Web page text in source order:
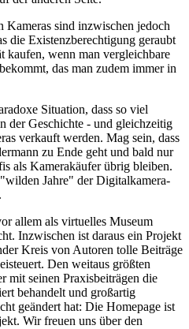
Kameras sind inzwischen jedoch
die Existenzberechtigung geraubt
kaufen, wenn man vergleichbare
das man zudem immer in
Situation, dass so viel
der Geschichte - und gleichzeitig
verkauft werden. Mag sein, dass
zu Ende geht und bald nur
als Kamerakäufer übrig bleiben.
Jahre" der Digitalkamera-
allem als virtuelles Museum
Inzwischen ist daraus ein Projekt
Kreis von Autoren tolle Beiträge
Den weitaus größten
mit seinen Praxisbeiträgen die
behandelt und großartig
geändert hat: Die Homepage ist
Wir freuen uns über den